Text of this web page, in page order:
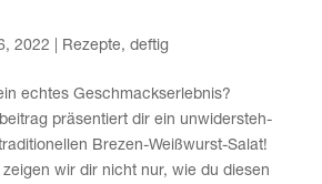
2022 Rezepte, deftig
ech­tes Geschmacks­er­leb­nis?
prä­sen­tiert dir ein unwi­der­steh­
Bre­zen-Weiß­wurst-Salat!
zei­gen wir dir nicht nur, wie du die­sen